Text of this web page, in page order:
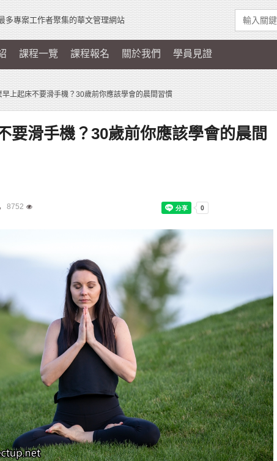
多專案工作者聚集的華文管理網站
課程一覽 課程報名 關於我們 學員見證
早上起床不要滑手機？30歲前你應該學會的晨間習慣
要滑手機？30歲前你應該學會的晨間
8752